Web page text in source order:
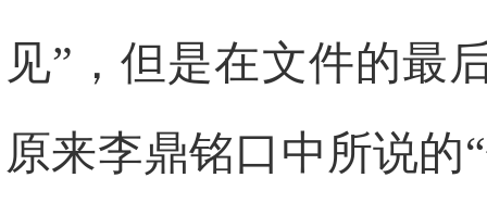
见”，但是在文件的最
原来李鼎铭口中所说的